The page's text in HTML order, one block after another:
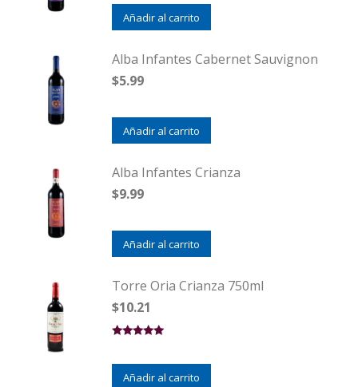
Añadir al carrito
Alba Infantes Cabernet Sauvignon
$5.99
Añadir al carrito
Alba Infantes Crianza
$9.99
Añadir al carrito
Torre Oria Crianza 750ml
$10.21
Añadir al carrito